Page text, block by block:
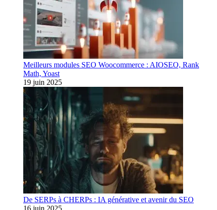
Meilleurs modules SEO Woocommerce : AIOSEO, Rank
Math, Yoast
19 juin 2025
De SERPs à CHERPs : IA générative et avenir du SEO
16 juin 2025